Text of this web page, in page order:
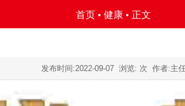
首页 • 健康 • 正文
发布时间:2022-09-07浏览: 次 作者:主